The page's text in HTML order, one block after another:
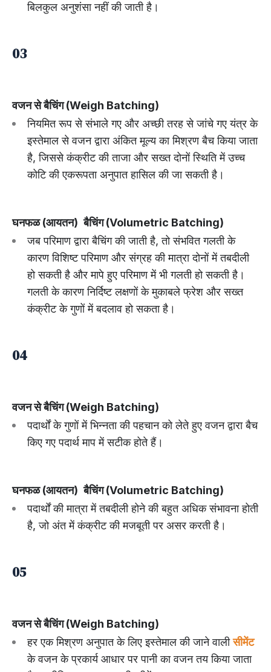
बिलकुल अनुशंसा नहीं की जाती है।
03
वजन से बैचिंग (Weigh Batching)
नियमित रूप से संभाले गए और अच्छी तरह से जांचे गए यंत्र के
इस्तेमाल से वजन द्वारा अंकित मूल्य का मिश्रण बैच किया जाता
है, जिससे कंक्रीट की ताजा और सख्त दोनों स्थिति में उच्च
कोटि की एकरूपता अनुपात हासिल की जा सकती है।
घनफळ (आयतन) बैचिंग (Volumetric Batching)
जब परिमाण द्वारा बैचिंग की जाती है, तो संभवित गलती के
कारण विशिष्ट परिमाण और संग्रह की मात्रा दोनों में तबदीली
हो सकती है और मापे हुए परिमाण में भी गलती हो सकती है।
गलती के कारण निर्दिष्ट लक्षणों के मुकाबले फ्रेश और सख्त
कंक्रीट के गुणों में बदलाव हो सकता है।
04
वजन से बैचिंग (Weigh Batching)
पदार्थों के गुणों में भिन्नता की पहचान को लेते हुए वजन द्वारा बैच
किए गए पदार्थ माप में सटीक होते हैं।
घनफळ (आयतन) बैचिंग (Volumetric Batching)
पदार्थों की मात्रा में तबदीली होने की बहुत अधिक संभावना होती
है, जो अंत में कंक्रीट की मजबूती पर असर करती है।
05
वजन से बैचिंग (Weigh Batching)
हर एक मिश्रण अनुपात के लिए इस्तेमाल की जाने वालीसीमेंट
के वजन के प्रकार्य आधार पर पानी का वजन तय किया जाता